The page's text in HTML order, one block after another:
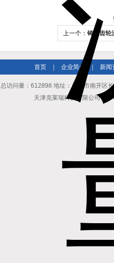
上一个： 铸铁齿轮
首页 企业简介 | 新闻
总访问量：612898 地址：天津市南开区
天津克莱瑞科技有限公司 All